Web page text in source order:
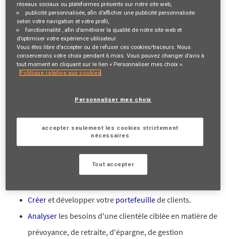
VOTRE RÔLE ET VOS MISSIONS
Vous êtes reconnu(e) pour votre fibrecommercialeet votre
esprit de conquête? Vous souhaitez développer votre
activité? Venez le faire avec nous !
Devenir Agent général AXA Prévoyance & Patrimoine, c'est
spécialisant dans laprotectiondes personnes
patrimoine.
Parce que devenir indépendantchez AXA ne signifie pas
exercer un métier seul, vous pourrez combinerliberté d'action
Créeret développer votre portefeuillede clients.
Analyser les besoins d'une clientèle ciblée en matière de
prévoyance, de retraite, d'épargne, de gestion
réseaux sociaux ou plateformes présents sur notre site web,
publicité personnalisée, afin d’afficher une publicité personnalisée
selon votre navigation et votre profil,
fonctionnalité , afin d’améliorer la qualité de notre site web et
d’optimiser votre expérience utilisateur.
Vous êtes libre d’accepter ou de refuser ces cookies/traceurs. Nous
conserverons votre choix pendant 6 mois. Vous pouvez changer d’avis à
tout moment en cliquant sur le lien « Personnaliser mes choix ».
Politique relative aux cookies
Personnaliser mes choix
accepter seulement les cookies strictement
nécessaires
Tout accepter